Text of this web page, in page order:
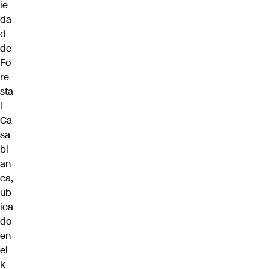
ie
da
d
de
Fo
re
sta
l
Ca
sa
bl
an
ca,
ub
ica
do
en
el
k